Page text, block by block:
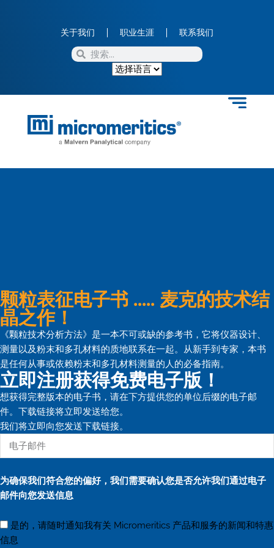
关于我们 职业生涯 联系我们
颗粒表征电子书 ..... 麦克的技术结
晶之作！
《颗粒技术分析方法》是一本不可或缺的参考书，它将仪器设计、
测量以及粉末和多孔材料的质地联系在一起。从新手到专家，本书
是任何从事或依赖粉末和多孔材料测量的人的必备指南。
立即注册获得免费电子版！
想获得完整版本的电子书，请在下方提供您的单位后缀的电子邮
件。下载链接将立即发送给您。
我们将立即向您发送下载链接。
为确保我们符合您的偏好，我们需要确认您是否允许我们通过电子
邮件向您发送信息
是的，请随时通知我有关 Micromeritics 产品和服务的新闻和特惠
信息